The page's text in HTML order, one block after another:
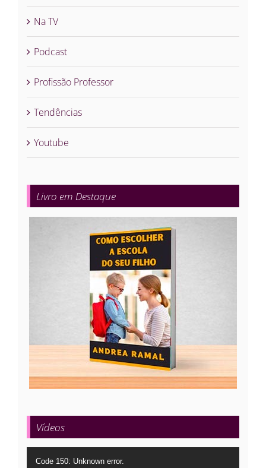
Na TV
Podcast
Profissão Professor
Tendências
Youtube
Livro em Destaque
Vídeos
Tocador
Code 150: Unknown error.